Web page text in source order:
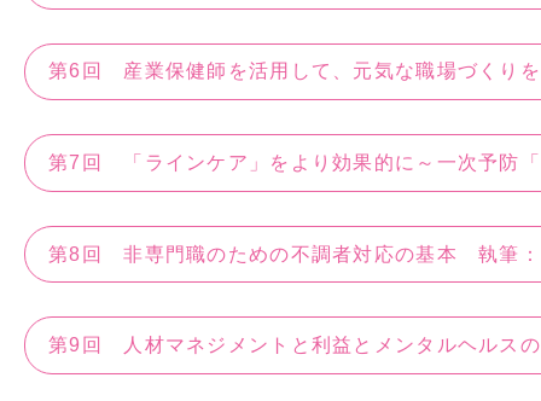
第6回 産業保健師を活用して、元気な職場づく
第7回 「ラインケア」をより効果的に～一次予
第8回 非専門職のための不調者対応の基本 執
第9回 人材マネジメントと利益とメンタルヘル